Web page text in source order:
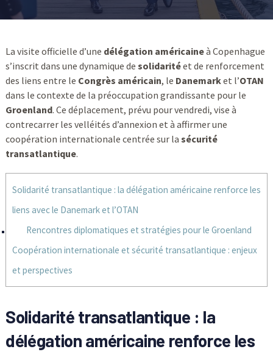
La visite officielle d’une délégation américaineà Copenhague
s’inscrit dans une dynamique de solidaritéet de renforcement
des liens entre le Congrès américain, le Danemarket l’OTAN
dans le contexte de la préoccupation grandissante pour le
Groenland. Ce déplacement, prévu pour vendredi, vise à
contrecarrer les velléités d’annexion et à affirmer une
coopération internationale centrée sur la sécurité
transatlantique.
Solidarité transatlantique : la délégation américaine renforce les
liens avec le Danemark et l’OTAN
Rencontres diplomatiques et stratégies pour le Groenland
Coopération internationale et sécurité transatlantique : enjeux
et perspectives
Solidarité transatlantique : la
délégation américaine renforce les